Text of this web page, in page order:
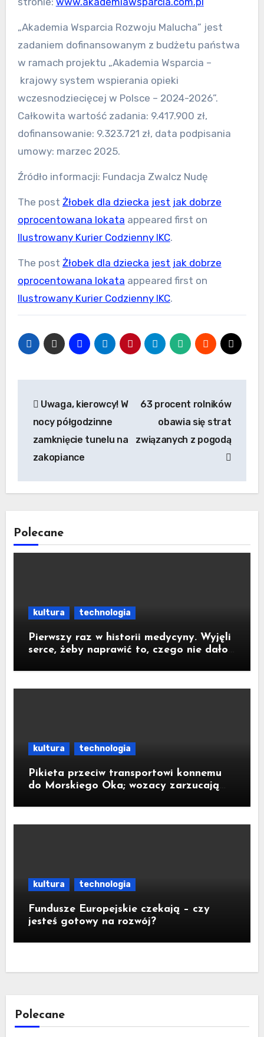
„Akademia Wsparcia Rozwoju Malucha” jest
zadaniem dofinansowanym z budżetu państwa
w ramach projektu „Akademia Wsparcia –
krajowy system wspierania opieki
wczesnodziecięcej w Polsce – 2024-2026”.
Całkowita wartość zadania: 9.417.900 zł,
dofinansowanie: 9.323.721 zł, data podpisania
umowy: marzec 2025.
Źródło informacji: Fundacja Zwalcz Nudę
The post Żłobek dla dziecka jest jak dobrze
oprocentowana lokata appeared first on
Ilustrowany Kurier Codzienny IKC.
The post Żłobek dla dziecka jest jak dobrze
oprocentowana lokata appeared first on
Ilustrowany Kurier Codzienny IKC.
wpisu
Uwaga, kierowcy! W
nocy półgodzinne
zamknięcie tunelu na
zakopiance
63 procent rolników
obawia się strat
związanych z pogodą
Polecane
kultura technologia
Pierwszy raz w historii medycyny. Wyjęli
serce, żeby naprawić to, czego nie dało
kultura technologia
Pikieta przeciw transportowi konnemu
do Morskiego Oka; wozacy zarzucają
kultura technologia
Fundusze Europejskie czekają – czy
jesteś gotowy na rozwój?
Polecane